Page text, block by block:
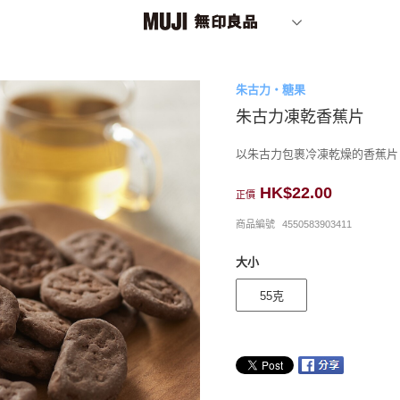
朱古力・糖果
朱古力凍乾香蕉片
以朱古力包裹冷凍乾燥的香蕉
正價 HK$22.00
商品編號 4550583903411
大小
55克